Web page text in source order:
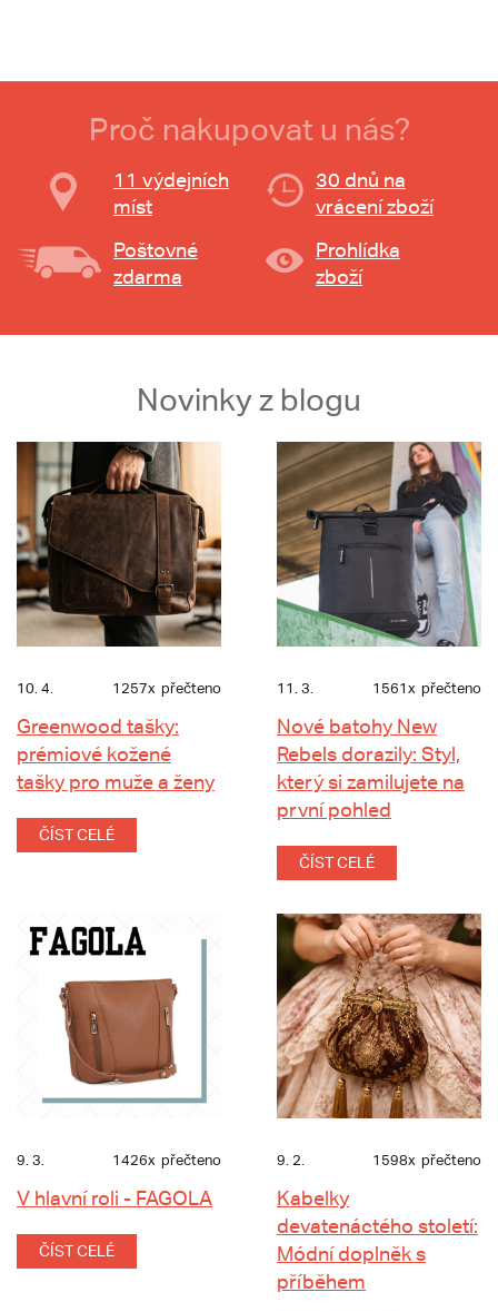
Proč nakupovat u nás?
11 výdejních
míst
30 dnů na
vrácení zboží
Poštovné
zdarma
Prohlídka
zboží
Novinky z blogu
10. 4. 1257x přečteno
Greenwood tašky:
prémiové kožené
tašky pro muže a ženy
ČÍST CELÉ
11. 3. 1561x přečteno
Nové batohy New
Rebels dorazily: Styl,
který si zamilujete na
první pohled
ČÍST CELÉ
9. 3. 1426x přečteno
V hlavní roli - FAGOLA
ČÍST CELÉ
9. 2. 1598x přečteno
Kabelky
devatenáctého století:
Módní doplněk s
příběhem